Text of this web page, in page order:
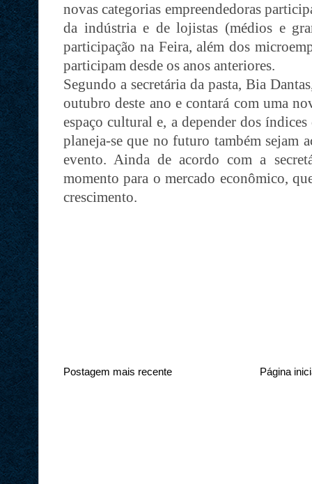
novas categorias empreendedoras
da indústria e de lojistas (médios e
participação na Feira, além dos
participam desde os anos anteriores.
Segundo a secretária da pasta, Bia
outubro deste ano e contará com uma
espaço cultural e, a depender dos
planeja-se que no futuro também sejam
evento. Ainda de acordo com a
momento para o mercado econômico,
crescimento.
Postagem mais recente Página